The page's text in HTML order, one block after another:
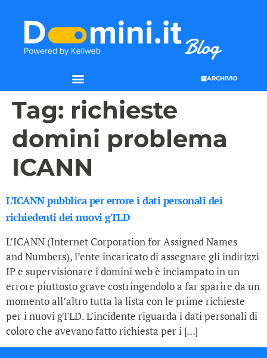
ARCHIVIO
Tag: richieste
domini problema
ICANN
L’ICANN pubblica per errore i dati personali dei
richiedenti dei nuovi gTLD
L’ICANN (Internet Corporation for Assigned Names
and Numbers), l’ente incaricato di assegnare gli indirizzi
IP e supervisionare i domini web è inciampato in un
errore piuttosto grave costringendolo a far sparire da un
momento all’altro tutta la lista con le prime richieste
per i nuovi gTLD. L’incidente riguarda i dati personali di
coloro che avevano fatto richiesta per i […]